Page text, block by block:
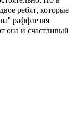
ребят, которые
раффлезия
она и счастливый